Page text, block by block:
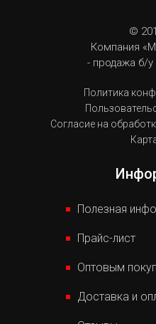
©
Компания
- продажа б/
Политика
Согласие на
Полезная
Прайс-лист
Оптовым
Доставка и